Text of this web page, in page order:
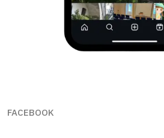
FACEBOOK